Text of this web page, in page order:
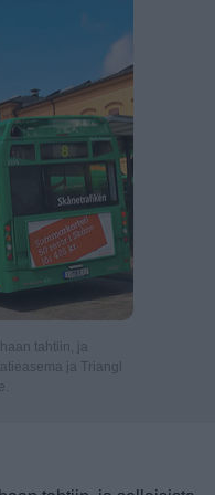
tahtiin, ja
ja Triangl